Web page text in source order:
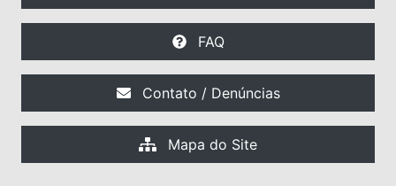
FAQ
Contato / Denúncias
Mapa do Site